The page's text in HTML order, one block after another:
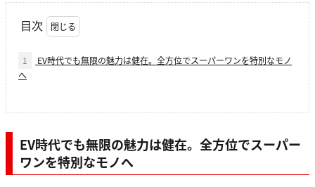
目次
1
EV時代でも無限の魅力は健在。全方位でスーパーワンを特別なモノ
へ
EV時代でも無限の魅力は健在。全方位でスーパー
ワンを特別なモノへ